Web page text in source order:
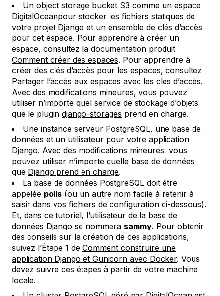
Un object storage bucket S3 comme un espace
DigitalOceanpour stocker les fichiers statiques de
votre projet Django et un ensemble de clés d’accès
pour cet espace. Pour apprendre à créer un
espace, consultez la documentation produit
Comment créer des espaces. Pour apprendre à
créer des clés d’accès pour les espaces, consultez
Partager l’accès aux espaces avec les clés d’accès.
Avec des modifications mineures, vous pouvez
utiliser n’importe quel service de stockage d’objets
que le plugin django-storages prend en charge.
Une instance serveur PostgreSQL, une base de
données et un utilisateur pour votre application
Django. Avec des modifications mineures, vous
pouvez utiliser n’importe quelle base de données
que Django prend en charge.
La base de données PostgreSQL doit être
appelée polls (ou un autre nom facile à retenir à
saisir dans vos fichiers de configuration ci-dessous).
Et, dans ce tutoriel, l’utilisateur de la base de
données Django se nommera sammy. Pour obtenir
des conseils sur la création de ces applications,
suivez l’Étape 1 de Comment construire une
application Django et Gunicorn avec Docker. Vous
devez suivre ces étapes à partir de votre machine
locale.